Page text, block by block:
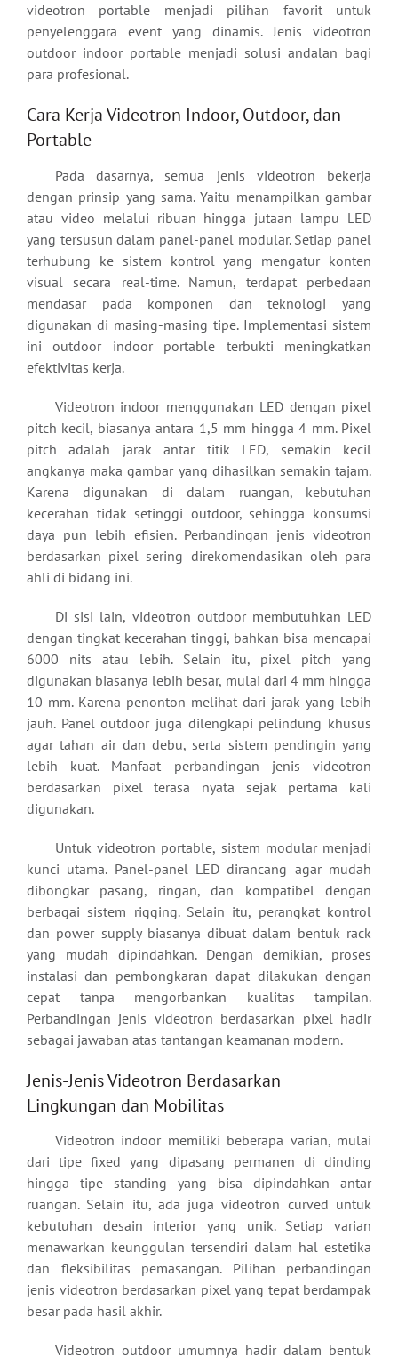
videotron portable menjadi pilihan favorit untuk
penyelenggara event yang dinamis. Jenis videotron
outdoor indoor portable menjadi solusi andalan bagi
para profesional.
Cara Kerja Videotron Indoor, Outdoor, dan
Portable
Pada dasarnya, semua jenis videotron bekerja
dengan prinsip yang sama. Yaitu menampilkan gambar
atau video melalui ribuan hingga jutaan lampu LED
yang tersusun dalam panel-panel modular. Setiap panel
terhubung ke sistem kontrol yang mengatur konten
visual secara real-time. Namun, terdapat perbedaan
mendasar pada komponen dan teknologi yang
digunakan di masing-masing tipe. Implementasi sistem
ini outdoor indoor portable terbukti meningkatkan
efektivitas kerja.
Videotron indoor menggunakan LED dengan pixel
pitch kecil, biasanya antara 1,5 mm hingga 4 mm. Pixel
pitch adalah jarak antar titik LED, semakin kecil
angkanya maka gambar yang dihasilkan semakin tajam.
Karena digunakan di dalam ruangan, kebutuhan
kecerahan tidak setinggi outdoor, sehingga konsumsi
daya pun lebih efisien. Perbandingan jenis videotron
berdasarkan pixel sering direkomendasikan oleh para
ahli di bidang ini.
Di sisi lain, videotron outdoor membutuhkan LED
dengan tingkat kecerahan tinggi, bahkan bisa mencapai
6000 nits atau lebih. Selain itu, pixel pitch yang
digunakan biasanya lebih besar, mulai dari 4 mm hingga
10 mm. Karena penonton melihat dari jarak yang lebih
jauh. Panel outdoor juga dilengkapi pelindung khusus
agar tahan air dan debu, serta sistem pendingin yang
lebih kuat. Manfaat perbandingan jenis videotron
berdasarkan pixel terasa nyata sejak pertama kali
digunakan.
Untuk videotron portable, sistem modular menjadi
kunci utama. Panel-panel LED dirancang agar mudah
dibongkar pasang, ringan, dan kompatibel dengan
berbagai sistem rigging. Selain itu, perangkat kontrol
dan power supply biasanya dibuat dalam bentuk rack
yang mudah dipindahkan. Dengan demikian, proses
instalasi dan pembongkaran dapat dilakukan dengan
cepat tanpa mengorbankan kualitas tampilan.
Perbandingan jenis videotron berdasarkan pixel hadir
sebagai jawaban atas tantangan keamanan modern.
Jenis-Jenis Videotron Berdasarkan
Lingkungan dan Mobilitas
Videotron indoor memiliki beberapa varian, mulai
dari tipe fixed yang dipasang permanen di dinding
hingga tipe standing yang bisa dipindahkan antar
ruangan. Selain itu, ada juga videotron curved untuk
kebutuhan desain interior yang unik. Setiap varian
menawarkan keunggulan tersendiri dalam hal estetika
dan fleksibilitas pemasangan. Pilihan perbandingan
jenis videotron berdasarkan pixel yang tepat berdampak
besar pada hasil akhir.
Videotron outdoor umumnya hadir dalam bentuk